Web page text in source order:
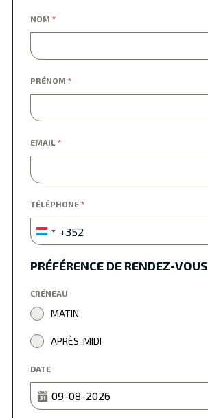
NOM *
PRÉNOM *
EMAIL *
TÉLÉPHONE *
Luxembourg
+352
+352
PRÉFÉRENCE DE RENDEZ-VOUS
CRÉNEAU
MATIN
APRÈS-MIDI
DATE